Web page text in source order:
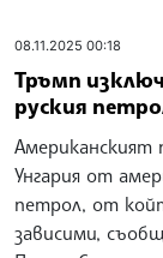
08.11.2025 00:18
Тръмп
руския
Американският
Унгария от
петрол, от
зависими,